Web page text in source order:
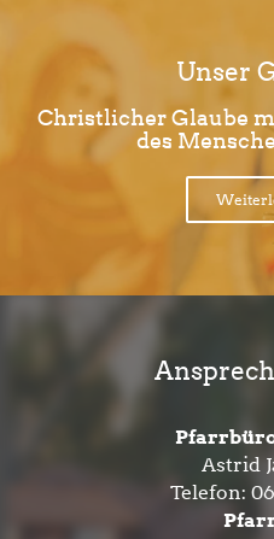
Unser
Christlicher Glaube
des
Astrid
Telefon: